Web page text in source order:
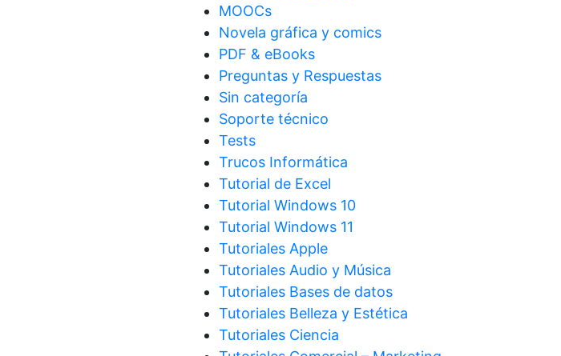
MOOCs
Novela gráfica y comics
PDF & eBooks
Preguntas y Respuestas
Sin categoría
Soporte técnico
Tests
Trucos Informática
Tutorial de Excel
Tutorial Windows 10
Tutorial Windows 11
Tutoriales Apple
Tutoriales Audio y Música
Tutoriales Bases de datos
Tutoriales Belleza y Estética
Tutoriales Ciencia